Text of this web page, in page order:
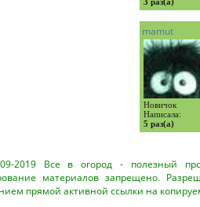
mamut
Новичок
Написала:
5 раз(а)
2019 Все в огород - полезный
материалов запрещено.
прямой активной ссылки на